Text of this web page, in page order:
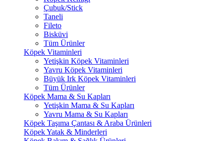
Çubuk/Stick
Taneli
Fileto
Bisküvi
Tüm Ürünler
Köpek Vitaminleri
Yetişkin Köpek Vitaminleri
Yavru Köpek Vitaminleri
Büyük Irk Köpek Vitaminleri
Tüm Ürünler
Köpek Mama & Su Kapları
Yetişkin Mama & Su Kapları
Yavru Mama & Su Kapları
Köpek Taşıma Çantası & Araba Ürünleri
Köpek Yatak & Minderleri